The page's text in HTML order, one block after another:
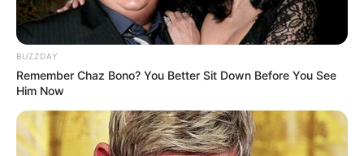
– a teljes feldolgozás után derül ki
– és a hivatalos eredmény mondja ki
Összegzés
A jelenlegi helyzet:
– a Tisza Párt vezet
BUZZDAY
Remember Chaz Bono? You Better Sit Down Before You See
Him Now